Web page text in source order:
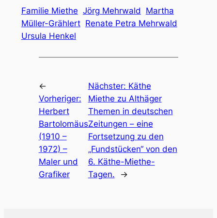
Familie Miethe Jörg Mehrwald
Martha
Müller-Grählert Renate Petra Mehrwald
Ursula Henkel
←
Vorheriger:
Herbert
Bartolomäus
(1910 –
1972) –
Maler und
Grafiker
Nächster: Käthe
Miethe zu Althäger
Themen in deutschen
Zeitungen – eine
Fortsetzung zu den
„Fundstücken“ von den
6. Käthe-Miethe-
Tagen.
→